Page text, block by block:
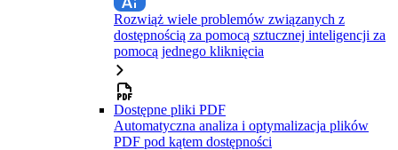
Rozwiąż wiele problemów związanych z
dostępnością za pomocą sztucznej inteligencji za
pomocą jednego kliknięcia
Dostępne pliki PDF
Automatyczna analiza i optymalizacja plików
PDF pod kątem dostępności